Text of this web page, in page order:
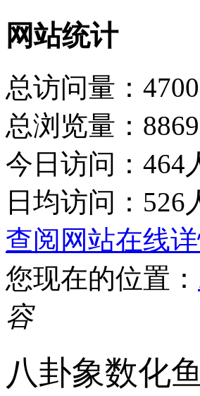
网站统计
总访问量：
总浏览量：
今日访问：464
日均访问：526
查阅网站在线
您现在的位置：
容
八卦象数化